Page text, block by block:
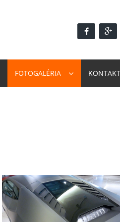
FOTOGALÉRIA KONTAKT